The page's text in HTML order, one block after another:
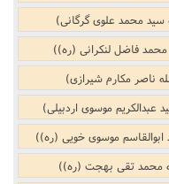
محمد علوی گرگانی)
فاضل لنکرانی (ره))
ناصر مکارم شیرازی)
موسوی اردبیلی)
موسوی خویی (ره))
محمد تقی بهجت (ره))